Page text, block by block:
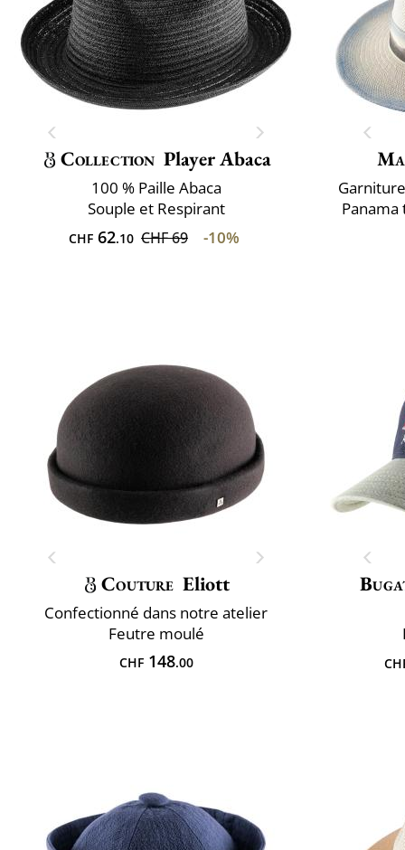
Collection Player Abaca
100 % Paille Abaca
Souple et Respirant
CHF 62.10 CHF 69 -10%
Panama
Couture Eliott
Confectionné dans notre atelier
Feutre moulé
CHF148.00